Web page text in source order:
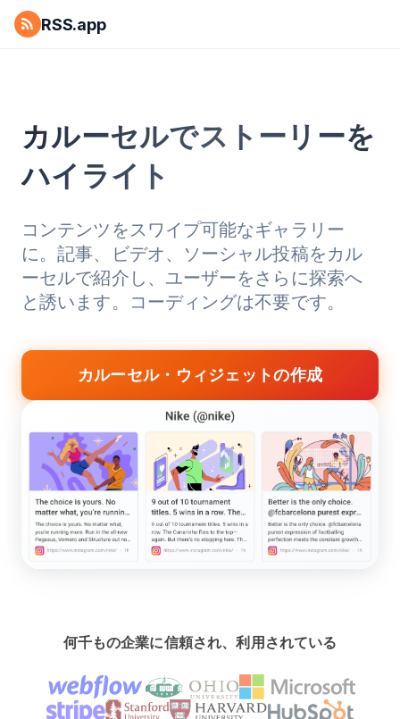
RSS.app
カルーセルでストーリーを
ハイライト
コンテンツをスワイプ可能なギャラリー
に。記事、ビデオ、ソーシャル投稿をカル
ーセルで紹介し、ユーザーをさらに探索へ
と誘います。コーディングは不要です。
カルーセル・ウィジェットの作成
何千もの企業に信頼され、利用されている